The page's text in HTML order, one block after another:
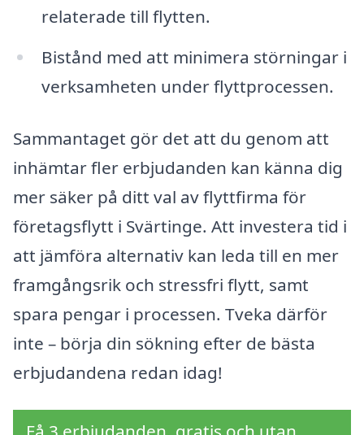
relaterade till flytten.
Bistånd med att minimera störningar i
verksamheten under flyttprocessen.
Sammantaget gör det att du genom att
inhämtar fler erbjudanden kan känna dig
mer säker på ditt val av flyttfirma för
företagsflytt i Svärtinge. Att investera tid i
att jämföra alternativ kan leda till en mer
framgångsrik och stressfri flytt, samt
spara pengar i processen. Tveka därför
inte – börja din sökning efter de bästa
erbjudandena redan idag!